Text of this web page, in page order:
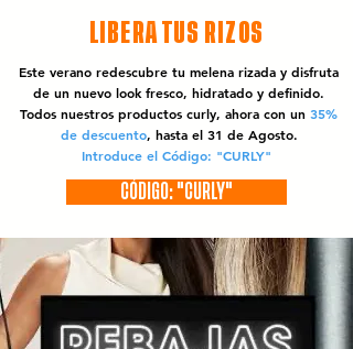
LIBERA TUS RIZOS
Este verano redescubre tu melena rizada y disfruta
de un nuevo look fresco, hidratado y definido.
Todos nuestros productos curly, ahora con un 35%
de descuento, hasta el 31 de Agosto.
Introduce el Código: "CURLY"
CÓDIGO: "CURLY"